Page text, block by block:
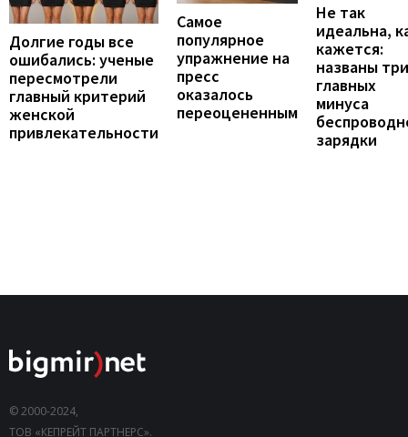
Долгие годы все
ошибались: ученые
пересмотрели
главный критерий
женской
привлекательности
Самое
популярное
упражнение на
пресс
оказалось
переоцененным
Не так
идеальна,
кажется:
названы три
главных
минуса
зарядки
© 2000-2024,
ТОВ «КЕПРЕЙТ ПАРТНЕРС».